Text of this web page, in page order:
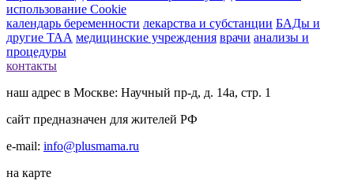
использование Cookie
календарь беременности лекарства и субстанции БАДы и
другие ТАА медицинские учреждения врачи анализы и
процедуры
контакты
наш адрес в Москве: Научный пр-д, д. 14а, стр. 1
сайт предназначен для жителей РФ
e-mail: info@plusmama.ru
на карте